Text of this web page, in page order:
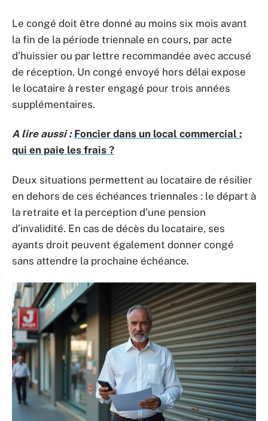
Le congé doit être donné au moins six mois avant
la fin de la période triennale en cours, par acte
d’huissier ou par lettre recommandée avec accusé
de réception. Un congé envoyé hors délai expose
le locataire à rester engagé pour trois années
supplémentaires.
A lire aussi : Foncier dans un local commercial :
qui en paie les frais ?
Deux situations permettent au locataire de résilier
en dehors de ces échéances triennales : le départ à
la retraite et la perception d’une pension
d’invalidité. En cas de décès du locataire, ses
ayants droit peuvent également donner congé
sans attendre la prochaine échéance.